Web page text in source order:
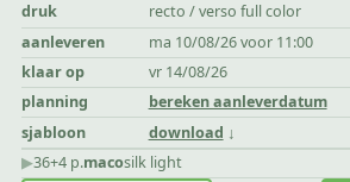
druk
recto / verso full color
aanleveren
ma 10/08/26 voor 11:00
klaar op
vr 14/08/26
planning
bereken aanleverdatum
sjabloon
download
▶︎36+4 p.macosilk light